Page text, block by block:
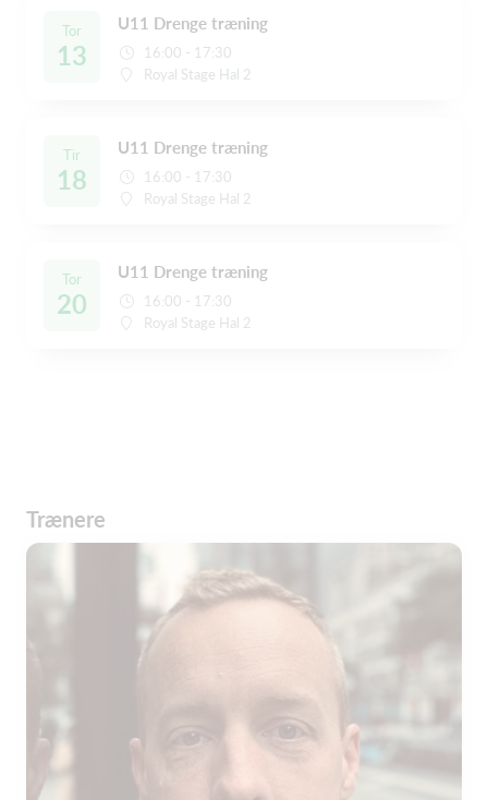
Tor
13
U11 Drenge træning
16:00 - 17:30
Royal Stage Hal 2
Tir
18
U11 Drenge træning
16:00 - 17:30
Royal Stage Hal 2
Tor
20
U11 Drenge træning
16:00 - 17:30
Royal Stage Hal 2
Trænere